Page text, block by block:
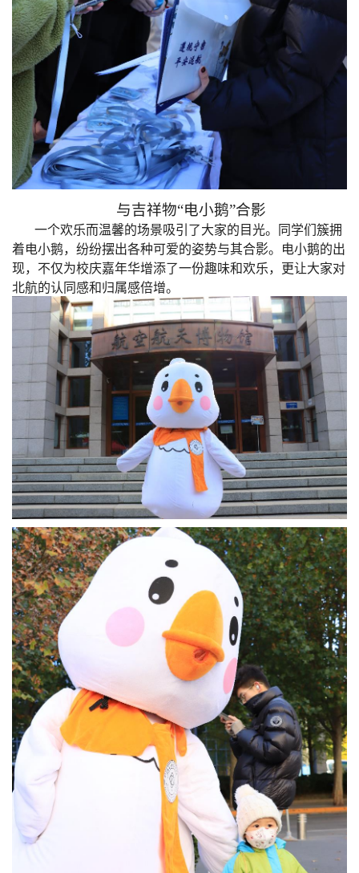
与吉祥物“电小鹅”合影
一个欢乐而温馨的场景吸引了大家的目光。
同学们簇拥
着电小鹅，纷纷摆出各种可爱的姿势与其合影。 电小鹅的出
现，不仅为校庆嘉年华增添了一份趣味和欢乐，更让大家对
北航的认同感和归属感倍增。